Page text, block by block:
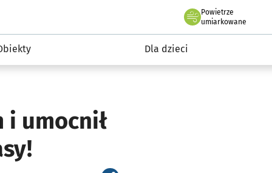
rekreacja
Powietrze
we Wrocławiu
umiarkowane
Dla dzieci
i umocnił